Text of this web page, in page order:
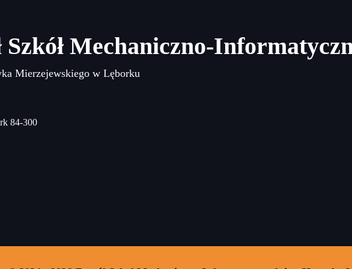
Szkół Mechaniczno-
Mierzejewskiego w Lęborku
84-300